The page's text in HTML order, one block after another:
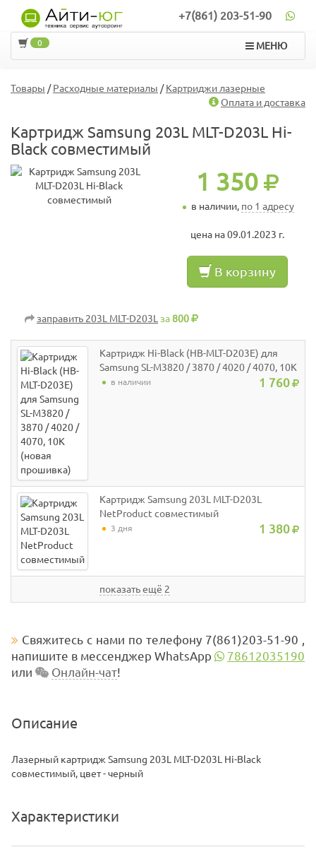
+7(861) 203-51-90
МЕНЮ
0
Товары /Расходные материалы /Картриджи лазерные
Оплата и доставка
Картридж Samsung 203L MLT-D203L Hi-
Black совместимый
1 350
в наличии, по 1 адресу
цена на 09.01.2023 г.
В корзину
заправить 203L MLT-D203L за800
Картридж Hi-Black (HB-MLT-D203E) для
Samsung SL-M3820 / 3870 / 4020 / 4070, 10K
(новая прошивка)
в наличии 1 760
Картридж Samsung 203L MLT-D203L
NetProduct совместимый
3 дня 1 380
показать ещё 2
Свяжитесь с нами по телефону 7(861)203-51-90 ,
напишите в мессенджер WhatsApp
78612035190
или
Онлайн-чат!
Описание
Лазерный картридж Samsung 203L MLT-D203L Hi-Black
совместимый, цвет - черный
Характеристики